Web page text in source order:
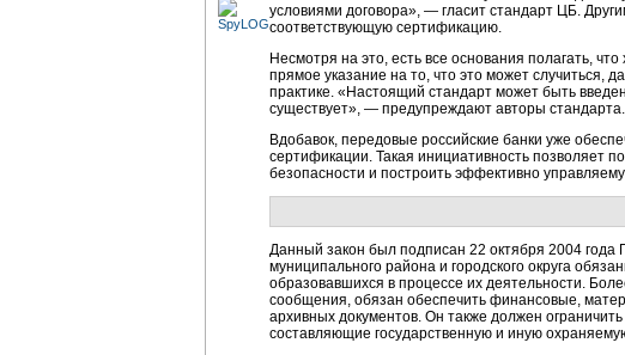
условиями договора», — гласит стандарт ЦБ.
соответствующую сертификацию.
Несмотря на это, есть все основания полагать,
прямое указание на то, что это может случиться,
практике. «Настоящий стандарт может быть
существует», — предупреждают авторы стандарта.
Вдобавок, передовые российские банки уже
сертификации. Такая инициативность позволяет
безопасности и построить эффективно
Данный закон был подписан 22 октября 2004
муниципального района и городского округа
образовавшихся в процессе их деятельности.
сообщения, обязан обеспечить финансовые,
архивных документов. Он также должен
составляющие государственную и иную